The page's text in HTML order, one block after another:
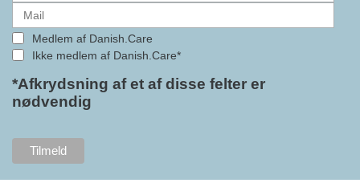
alle formaliteterne nu er på plads
i samarbejdet mellem
Danish.Care og DI glæder
bestyrelsesleder i Danish.Care,
Claus Ipsen. Han betragter
fremtidssikring af Danish.Care,
som både er med til at styrke
brancheforeningen i sig selv,
Medlem af Danish.Care
Ikke medlem af Danish.Care*
*Afkrydsning af et af disse felter er
nødvendig